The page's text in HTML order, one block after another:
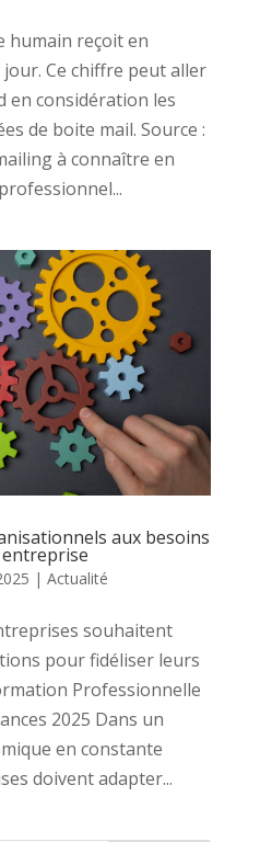
humain reçoit en
Ce chiffre peut aller
en considération les
de boite mail. Source :
à connaître en
aux besoins
entreprise
| Actualité
souhaitent
pour fidéliser leurs
Professionnelle
2025 Dans un
en constante
doivent adapter...